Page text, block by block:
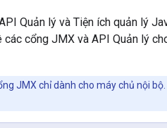
Quản lý và Tiện ích quản lý
cổng JMX và API Quản lý
JMX chỉ dành cho máy chủ nội